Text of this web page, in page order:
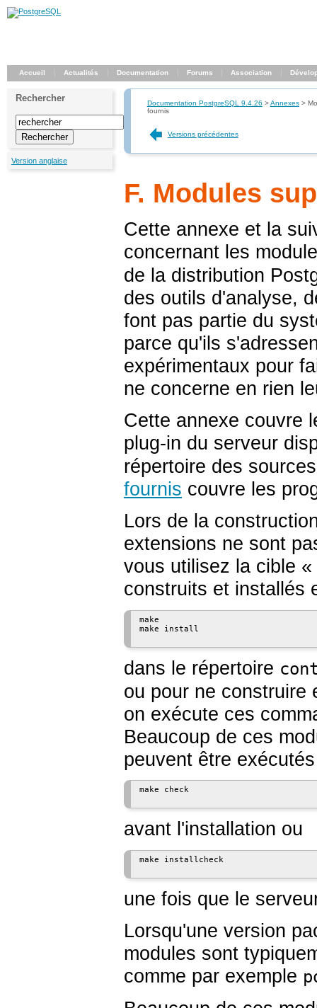
Accueil Actualités Documentation Forums Association
Rechercher
Version anglaise
Documentation PostgreSQL 9.4.26 >Annexes>
fournis
Versions précédentes
F. Modules
Cette annexe et la
concernant les
de la distribution
des outils d'analyse,
font pas partie du
parce qu'ils
expérimentaux pour
ne concerne en rien
Cette annexe couvre
plug-in du serveur
répertoire des
fournis couvre les
Lors de la
extensions ne sont
vous utilisez la cible
construits et installés
make
make install
dans le répertoire
ou pour ne construire
on exécute ces
Beaucoup de ces
peuvent être
make check
avant l'installation ou
make installcheck
une fois que le
Lorsqu'une version
modules sont
comme par exemple